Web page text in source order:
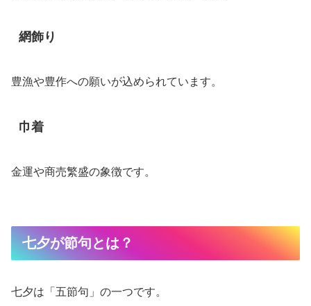
網飾り
豊漁や豊作への願いが込められています。
巾着
金運や商売繁盛の象徴です。
七夕が節句とは？
七夕は「五節句」の一つです。